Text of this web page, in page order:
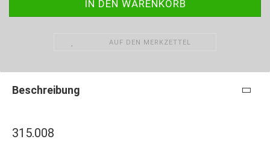
AUF DEN MERKZETTEL
Beschreibung
315.008